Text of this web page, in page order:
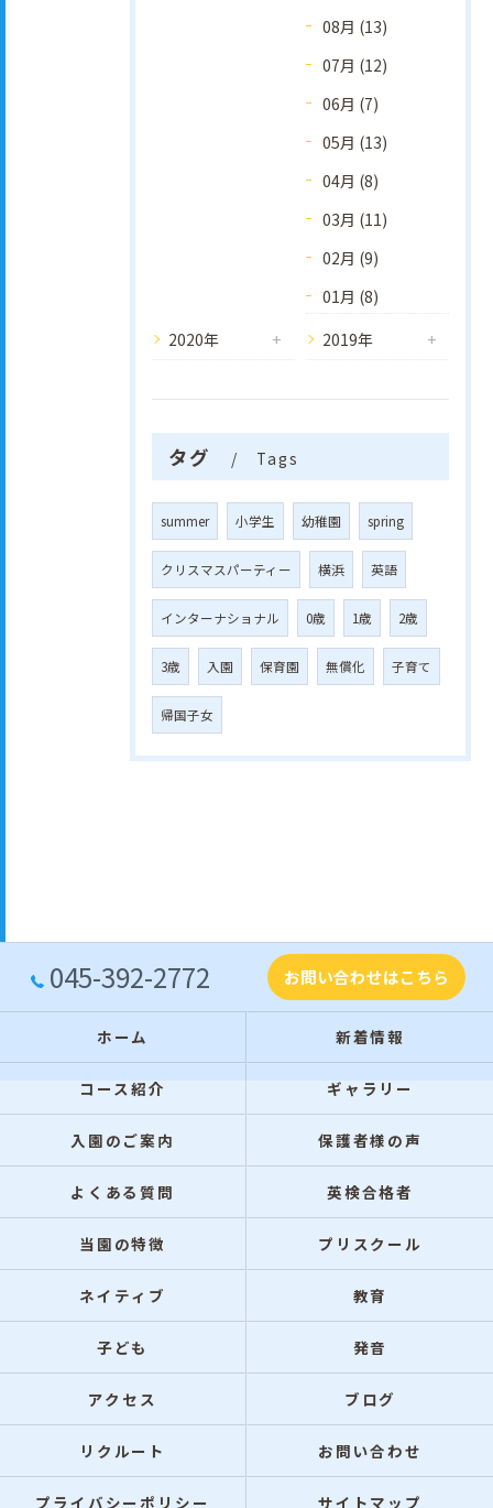
08月 (13)
07月 (12)
06月 (7)
05月 (13)
04月 (8)
03月 (11)
02月 (9)
01月 (8)
2020年
2019年
タグ Tags
summer 小学生 幼稚園 spring
クリスマスパーティー 横浜 英語
インターナショナル 0歳 1歳 2歳
3歳 入園 保育園 無償化 子育て
帰国子女
045-392-2772 お問い合わせはこちら
ホーム 新着情報
コース紹介 ギャラリー
入園のご案内 保護者様の声
よくある質問 英検合格者
当園の特徴 プリスクール
ネイティブ 教育
子ども 発音
アクセス ブログ
リクルート お問い合わせ
プライバシーポリシー サイトマップ